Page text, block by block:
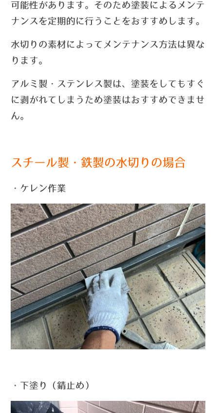
可能性があります。 そのため塗装によるメンテ
ナンスを定期的に行うことをおすすめします。
水切りの素材によってメンテナンス方法は異な
ります。
アルミ製・ステンレス製は、塗装をしてもすぐ
に剥がれてしまうため塗装はおすすめできませ
ん。
スチール製・鉄製の水切りの場合
・ケレン作業
・下塗り（錆止め）